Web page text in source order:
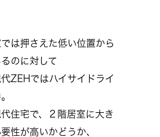
は押さえた低い位置から
のに対して
ZEHではハイサイドライ
住宅で、２階居室に大き
性が高いかどうか、